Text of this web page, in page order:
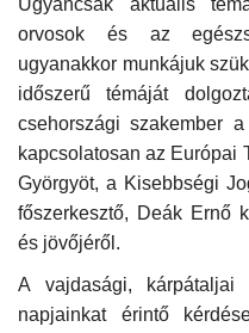
Ugyancsak aktuális
orvosok és az
ugyanakkor munkájuk
időszerű témáját
csehországi szakember
kapcsolatosan az Európai
Györgyöt, a Kisebbségi
főszerkesztő, Deák Ernő
és jövőjéről.
A vajdasági,
napjainkat érintő